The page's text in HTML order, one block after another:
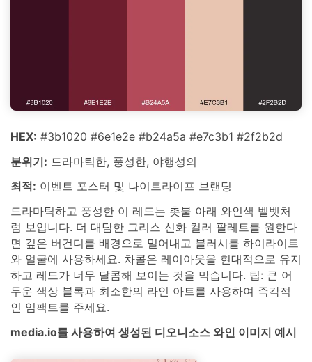
HEX: #3b1020 #6e1e2e #b24a5a #e7c3b1 #2f2b2d
분위기: 드라마틱한, 풍성한, 야행성의
최적: 이벤트 포스터 및 나이트라이프 브랜딩
드라마틱하고 풍성한 이 레드는 촛불 아래 와인색 벨벳처
럼 보입니다. 더 대담한 그리스 신화 컬러 팔레트를 원한다
면 깊은 버건디를 배경으로 밀어내고 블러시를 하이라이트
와 얼굴에 사용하세요. 차콜은 레이아웃을 현대적으로 유지
하고 레드가 너무 달콤해 보이는 것을 막습니다. 팁: 큰 어
두운 색상 블록과 최소한의 라인 아트를 사용하여 즉각적
인 임팩트를 주세요.
media.io를 사용하여 생성된 디오니소스 와인 이미지 예시